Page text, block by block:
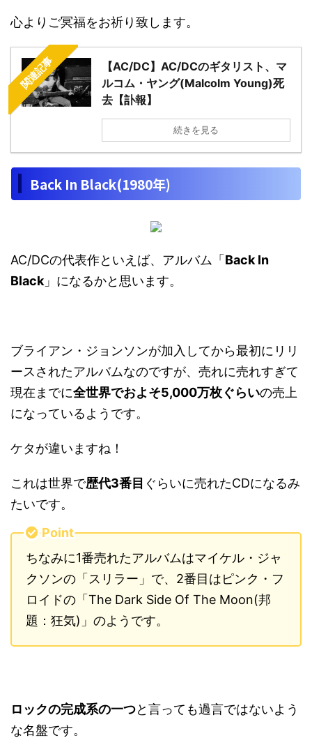
心よりご冥福をお祈り致します。
関連記事
【AC/DC】AC/DCのギタリスト、マ
ルコム・ヤング(Malcolm Young)死
去【訃報】
続きを見る
Back In Black(1980年)
AC/DCの代表作といえば、アルバム「Back In
Black 」になるかと思います。
ブライアン・ジョンソンが加入してから最初にリリ
ースされたアルバムなのですが、売れに売れすぎて
現在までに全世界でおよそ5,000万枚ぐらいの売上
になっているようです。
ケタが違いますね！
これは世界で歴代3番目 ぐらいに売れたCDになるみ
たいです。
Point
ちなみに1番売れたアルバムはマイケル・ジャ
クソンの「スリラー」で、2番目はピンク・フ
ロイドの「The Dark Side Of The Moon(邦
題：狂気)」のようです。
ロックの完成系の一つと言っても過言ではないよう
な名盤です。